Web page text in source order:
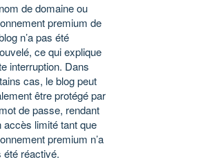
de domaine ou
premium de
n’a pas été
ce qui explique
interruption. Dans
cas, le blog peut
être protégé par
de passe, rendant
accès limité tant que
premium n’a
été réactivé.